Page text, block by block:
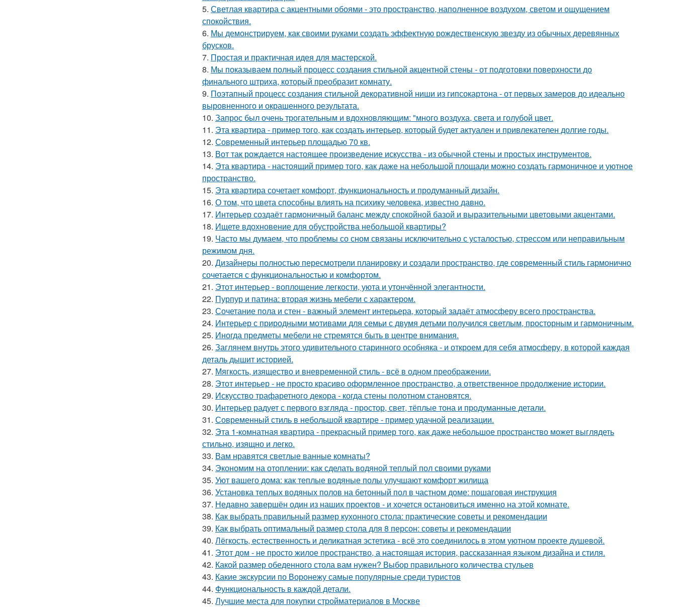
5. Светлая квартира с акцентными обоями - это пространство, наполненное воздухом, светом и ощущением
спокойствия.
6. Мы демонстрируем, как своими руками создать эффектную рождественскую звезду из обычных деревянных
брусков.
7. Простая и практичная идея для мастерской.
8. Мы показываем полный процесс создания стильной акцентной стены - от подготовки поверхности до
финального штриха, который преобразит комнату.
9. Поэтапный процесс создания стильной декоративной ниши из гипсокартона - от первых замеров до идеально
выровненного и окрашенного результата.
10. Запрос был очень трогательным и вдохновляющим: "много воздуха, света и голубой цвет.
11. Эта квартира - пример того, как создать интерьер, который будет актуален и привлекателен долгие годы.
12. Современный интерьер площадью 70 кв.
13. Вот так рождается настоящее произведение искусства - из обычной стены и простых инструментов.
14. Эта квартира - настоящий пример того, как даже на небольшой площади можно создать гармоничное и уютное
пространство.
15. Эта квартира сочетает комфорт, функциональность и продуманный дизайн.
16. О том, что цвета способны влиять на психику человека, известно давно.
17. Интерьер создаёт гармоничный баланс между спокойной базой и выразительными цветовыми акцентами.
18. Ищете вдохновение для обустройства небольшой квартиры?
19. Часто мы думаем, что проблемы со сном связаны исключительно с усталостью, стрессом или неправильным
режимом дня.
20. Дизайнеры полностью пересмотрели планировку и создали пространство, где современный стиль гармонично
сочетается с функциональностью и комфортом.
21. Этот интерьер - воплощение легкости, уюта и утончённой элегантности.
22. Пурпур и патина: вторая жизнь мебели с характером.
23. Сочетание пола и стен - важный элемент интерьера, который задаёт атмосферу всего пространства.
24. Интерьер с природными мотивами для семьи с двумя детьми получился светлым, просторным и гармоничным.
25. Иногда предметы мебели не стремятся быть в центре внимания.
26. Заглянем внутрь этого удивительного старинного особняка - и откроем для себя атмосферу, в которой каждая
деталь дышит историей.
27. Мягкость, изящество и вневременной стиль - всё в одном преображении.
28. Этот интерьер - не просто красиво оформленное пространство, а ответственное продолжение истории.
29. Искусство трафаретного декора - когда стены полотном становятся.
30. Интерьер радует с первого взгляда - простор, свет, тёплые тона и продуманные детали.
31. Современный стиль в небольшой квартире - пример удачной реализации.
32. Эта 1-комнатная квартира - прекрасный пример того, как даже небольшое пространство может выглядеть
стильно, изящно и легко.
33. Вам нравятся светлые ванные комнаты?
34. Экономим на отоплении: как сделать водяной теплый пол своими руками
35. Уют вашего дома: как теплые водяные полы улучшают комфорт жилища
36. Установка теплых водяных полов на бетонный пол в частном доме: пошаговая инструкция
37. Недавно завершён один из наших проектов - и хочется остановиться именно на этой комнате.
38. Как выбрать правильный размер кухонного стола: практические советы и рекомендации
39. Как выбрать оптимальный размер стола для 8 персон: советы и рекомендации
40. Лёгкость, естественность и деликатная эстетика - всё это соединилось в этом уютном проекте душевой.
41. Этот дом - не просто жилое пространство, а настоящая история, рассказанная языком дизайна и стиля.
42. Какой размер обеденного стола вам нужен? Выбор правильного количества стульев
43. Какие экскурсии по Воронежу самые популярные среди туристов
44. Функциональность в каждой детали.
45. Лучшие места для покупки стройматериалов в Москве